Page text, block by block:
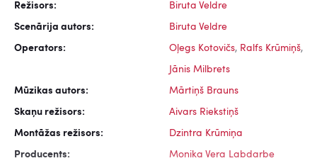
Režisors: Biruta Veldre
Scenārija autors: Biruta Veldre
Operators: Oļegs Kotovičs, Ralfs Krūmiņš,
Jānis Milbrets
Mūzikas autors: Mārtiņš Brauns
Skaņu režisors: Aivars Riekstiņš
Montāžas režisors: Dzintra Krūmiņa
Producents: Monika Vera Labdarbe